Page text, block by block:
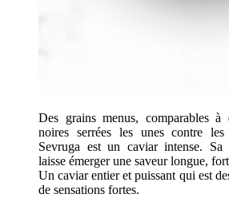
Des grains menus, comparables à
noires serrées les unes contre
Sevruga est un caviar intense. Sa
laisse émerger une saveur longue,
Un caviar entier et puissant qui est
de sensations fortes.